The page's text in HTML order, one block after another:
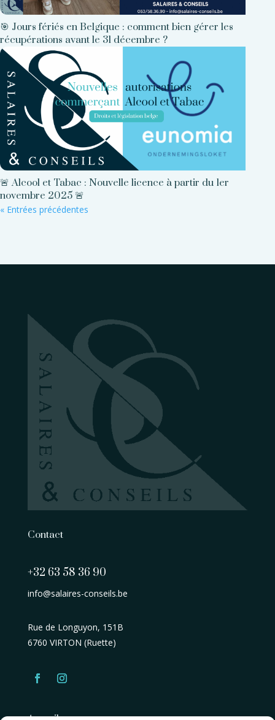
🎯 Jours fériés en Belgique : comment bien gérer les
récupérations avant le 31 décembre ?
🚨 Alcool et Tabac : Nouvelle licence à partir du 1er
novembre 2025 🚨
« Entrées précédentes
Contact
+32 63 58 36 90
info@salaires-conseils.be
Rue de Longuyon, 151B
6760 VIRTON (Ruette)